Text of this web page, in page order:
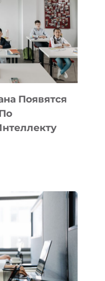
Появятся